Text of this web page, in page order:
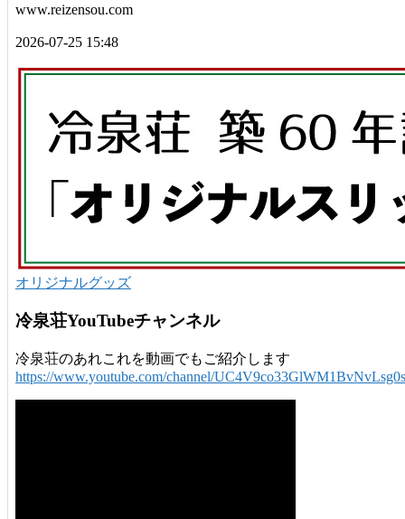
www.reizensou.com
2026-07-25 15:48
オリジナルグッズ
冷泉荘YouTubeチャンネル
冷泉荘のあれこれを動画でもご紹介します
https://www.youtube.com/channel/